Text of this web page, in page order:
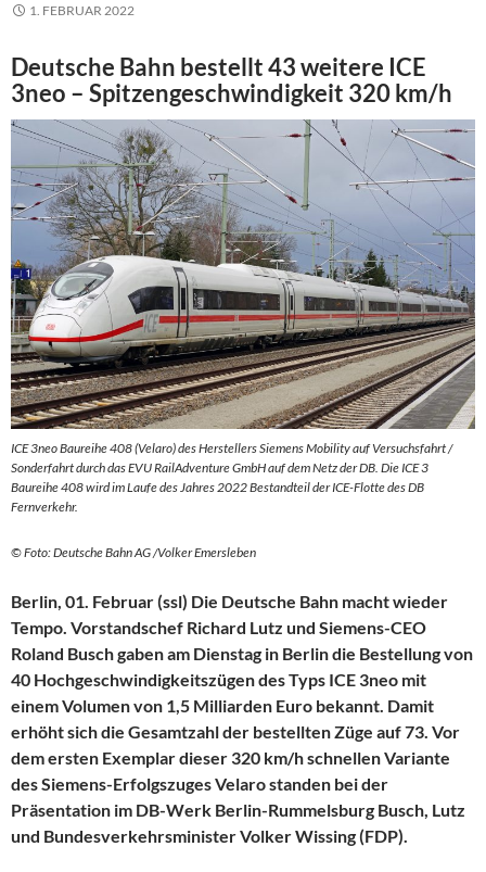
1. FEBRUAR 2022
Deutsche Bahn bestellt 43 weitere ICE
3neo – Spitzengeschwindigkeit 320 km/h
ICE 3neo Baureihe 408 (Velaro) des Herstellers Siemens Mobility auf Versuchsfahrt /
Sonderfahrt durch das EVU RailAdventure GmbH auf dem Netz der DB. Die ICE 3
Baureihe 408 wird im Laufe des Jahres 2022 Bestandteil der ICE-Flotte des DB
Fernverkehr.
© Foto: Deutsche Bahn AG /Volker Emersleben
Berlin, 01. Februar (ssl) Die Deutsche Bahn macht wieder
Tempo. Vorstandschef Richard Lutz und Siemens-CEO
Roland Busch gaben am Dienstag in Berlin die Bestellung von
40 Hochgeschwindigkeitszügen des Typs ICE 3neo mit
einem Volumen von 1,5 Milliarden Euro bekannt. Damit
erhöht sich die Gesamtzahl der bestellten Züge auf 73. Vor
dem ersten Exemplar dieser 320 km/h schnellen Variante
des Siemens-Erfolgszuges Velaro standen bei der
Präsentation im DB-Werk Berlin-Rummelsburg Busch, Lutz
und Bundesverkehrsminister Volker Wissing (FDP).